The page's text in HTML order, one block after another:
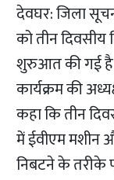
देवघर: जिला
को तीन दिवसीय
शुरुआत की गई है।
कार्यक्रम की
कहा कि तीन
में ईवीएम मशीन
निबटने के तरीके